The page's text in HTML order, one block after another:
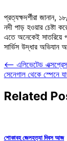
প্রত্যক্ষদর্শীরা জানান,
নদী পাড় হওয়ার চেষ্টা
এতে অনেকেই সাতরিয়ে
সার্ভিস উদ্ধার অভিযান
Post
navigation
⟵ এলিভেটেড
সেনেগাল থেকে স্পেনে
Related
শোকাবহ জেলহত্যা দিবস আজ